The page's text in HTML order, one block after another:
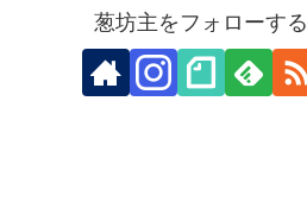
葱坊主をフォローする